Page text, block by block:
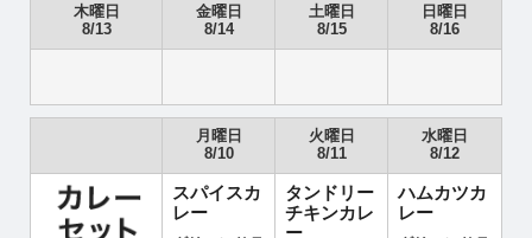
木曜日
8/13
金曜日
8/14
土曜日
8/15
日曜日
8/16
月曜日
8/10
火曜日
8/11
水曜日
8/12
スパイスカ
レー
タンドリー
チキンカレ
ー
ハムカツカ
レー